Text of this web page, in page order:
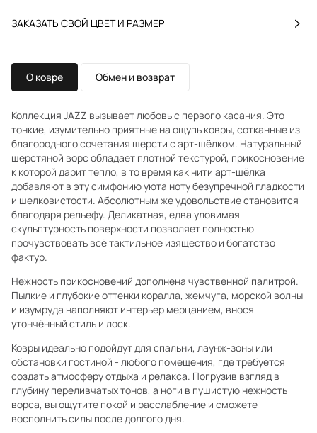
ЗАКАЗАТЬ СВОЙ ЦВЕТ И РАЗМЕР
О ковре Обмен и возврат
Коллекция JAZZ вызывает любовь с первого касания. Это
тонкие, изумительно приятные на ощупь ковры, сотканные из
благородного сочетания шерсти с арт-шёлком. Натуральный
шерстяной ворс обладает плотной текстурой, прикосновение
к которой дарит тепло, в то время как нити арт-шёлка
добавляют в эту симфонию уюта ноту безупречной гладкости
и шелковистости. Абсолютным же удовольствие становится
благодаря рельефу. Деликатная, едва уловимая
скульптурность поверхности позволяет полностью
прочувствовать всё тактильное изящество и богатство
фактур.
Нежность прикосновений дополнена чувственной палитрой.
Пылкие и глубокие оттенки коралла, жемчуга, морской волны
и изумруда наполняют интерьер мерцанием, внося
утончённый стиль и лоск.
Ковры идеально подойдут для спальни, лаунж-зоны или
обстановки гостиной - любого помещения, где требуется
создать атмосферу отдыха и релакса. Погрузив взгляд в
глубину переливчатых тонов, а ноги в пушистую нежность
ворса, вы ощутите покой и расслабление и сможете
восполнить силы после долгого дня.